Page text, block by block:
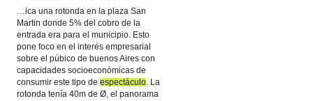
…ica una rotonda en la plaza San
Martin donde 5% del cobro de la
entrada era para el municipio. Esto
pone foco en el interés empresarial
sobre el púbico de buenos Aires con
capacidades socioeconómicas de
consumir este tipo de espectáculo . La
rotonda tenía 40m de Ø, el panorama
espectáculo